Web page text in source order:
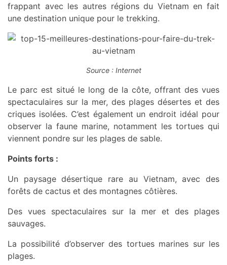
frappant avec les autres régions du Vietnam en fait
une destination unique pour le trekking.
Source : Internet
Le parc est situé le long de la côte, offrant des vues
spectaculaires sur la mer, des plages désertes et des
criques isolées. C’est également un endroit idéal pour
observer la faune marine, notamment les tortues qui
viennent pondre sur les plages de sable.
Points forts :
Un paysage désertique rare au Vietnam, avec des
forêts de cactus et des montagnes côtières.
Des vues spectaculaires sur la mer et des plages
sauvages.
La possibilité d’observer des tortues marines sur les
plages.